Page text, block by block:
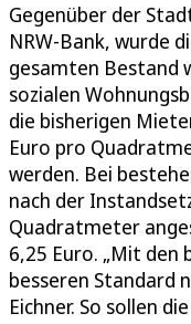
Gegenüber der
NRW-Bank, wurde
gesamten Bestand
sozialen
die bisherigen
Euro pro
werden. Bei
nach der
Quadratmeter
6,25 Euro. „Mit den
besseren Standard
Eichner. So sollen